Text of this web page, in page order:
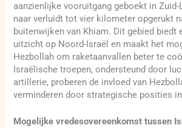
aanzienlijke vooruitgang geboekt in Zuid-
naar verluidt tot vier kilometer opgerukt
buitenwijken van Khiam. Dit gebied biedt
uitzicht op Noord-Israël en maakt het
Hezbollah om raketaanvallen beter te
Israëlische troepen, ondersteund door
artillerie, proberen de invloed van
verminderen door strategische posities
Mogelijke vredesovereenkomst tussen